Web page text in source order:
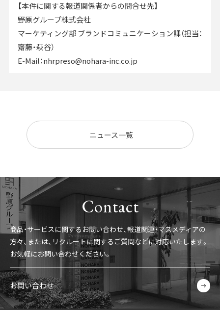
【本件に関する報道関係者からの問合せ先】
野原グループ株式会社
マーケティング部 ブランドコミュニケーション課（担当：
齋藤・萩谷）
E-Mail：nhrpreso@nohara-inc.co.jp
ニュース一覧
Contact
商品・サービスに関するお問い合わせ、報道関連・マスメディアの
方々、 または、リクルートに関するご質問などに対応いたします。
お気軽にお問い合わせください。
お問い合わせ